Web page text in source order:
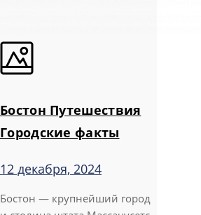
Бостон Путешествия
Городские факты
12 декабря, 2024
Бостон — крупнейший город